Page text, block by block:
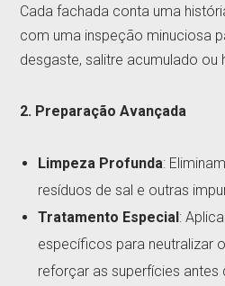
Cada fachada conta uma
com uma inspeção minuciosa
desgaste, salitre acumulado ou
2. Preparação Avançada
Limpeza Profunda:
resíduos de sal e outras
Tratamento Especial :
específicos para neutralizar
reforçar as superfícies antes